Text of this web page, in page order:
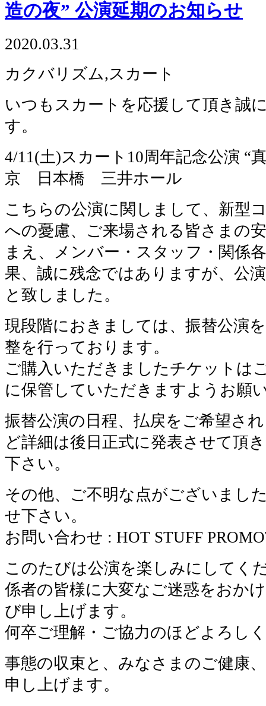
造の夜” 公演延期のお知らせ
2020.03.31
カクバリズム,スカート
いつもスカートを応援して頂き誠
す。
4/11(土)スカート10周年記念公演 “
京 日本橋 三井ホール
こちらの公演に関しまして、新型
への憂慮、ご来場される皆さまの
まえ、メンバー・スタッフ・関係
果、誠に残念ではありますが、公
と致しました。
現段階におきましては、振替公演
整を行っております。
ご購入いただきましたチケットは
に保管していただきますようお願
振替公演の日程、払戻をご希望さ
ど詳細は後日正式に発表させて頂
下さい。
その他、ご不明な点がございまし
せ下さい。
お問い合わせ : HOT STUFF
このたびは公演を楽しみにしてく
係者の皆様に大変なご迷惑をおか
び申し上げます。
何卒ご理解・ご協力のほどよろし
事態の収束と、みなさまのご健康
申し上げます。